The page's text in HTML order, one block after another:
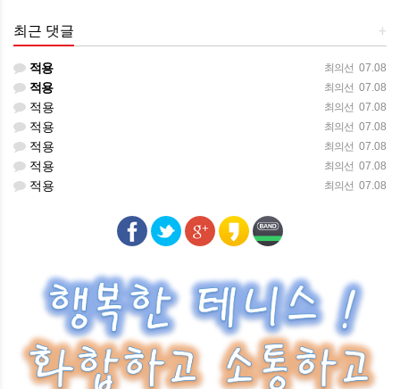
+
최근 댓글
최의선 07.08
적용
최의선 07.08
적용
최의선 07.08
적용
최의선 07.08
적용
최의선 07.08
적용
최의선 07.08
적용
최의선 07.08
적용